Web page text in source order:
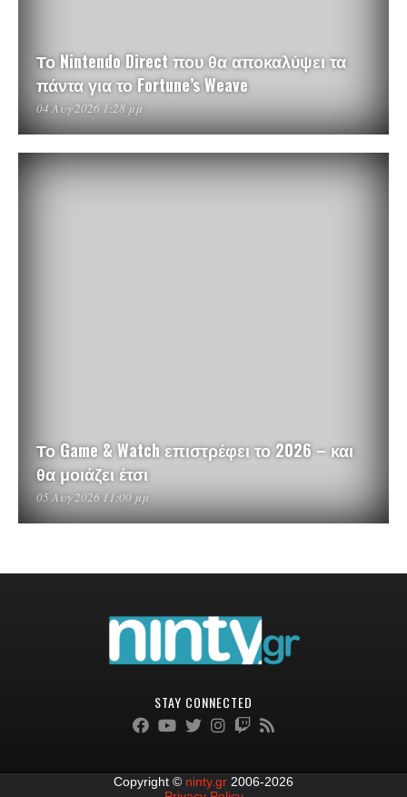
Το Nintendo Direct που θα αποκαλύψει τα
πάντα για το Fortune’s Weave
04 Αυγ 2026 1:28 μμ
Το Game & Watch επιστρέφει το 2026 – και
θα μοιάζει έτσι
05 Αυγ 2026 11:00 μμ
STAY CONNECTED
Copyright © ninty.gr 2006-2026